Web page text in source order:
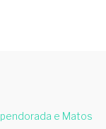
e Matos